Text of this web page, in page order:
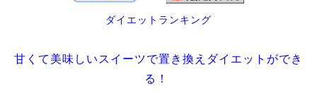
ダイエットランキング
甘くて美味しいスイーツで置き換えダイエットができ
る！